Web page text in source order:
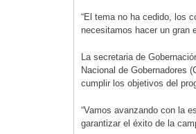
“El tema no ha cedido, los
necesitamos hacer un gran
La secretaria de
Nacional de Gobernadores
cumplir los objetivos del
“Vamos avanzando con la
garantizar el éxito de la